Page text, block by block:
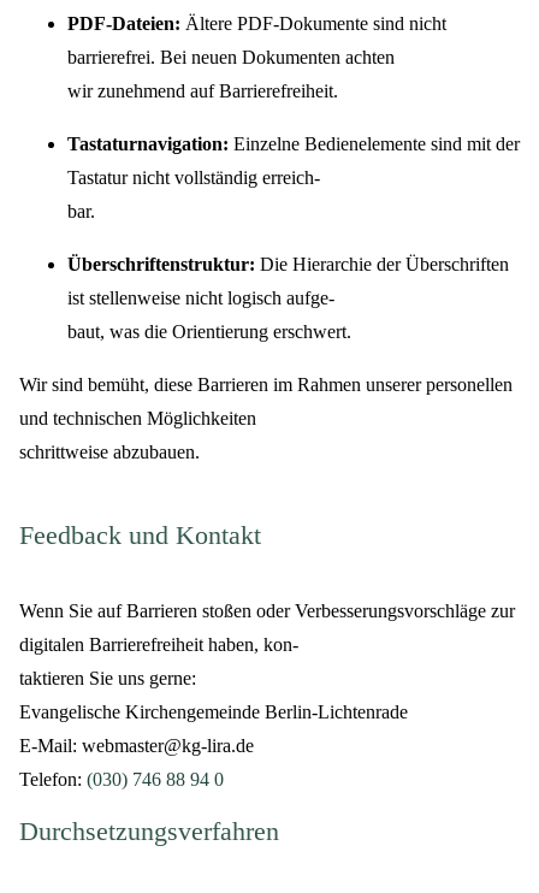
PDF-Dateien: Ältere PDF-Dokumente sind nicht
barrierefrei. Bei neuen Dokumenten achten
wir zunehmend auf Barrierefreiheit.
Tastaturnavigation: Einzelne Bedienelemente sind mit der
Tastatur nicht vollständig erreich-
bar.
Überschriftenstruktur: Die Hierarchie der Überschriften
ist stellenweise nicht logisch aufge-
baut, was die Orientierung erschwert.
Wir sind bemüht, diese Barrieren im Rahmen unserer personellen
und technischen Möglichkeiten
schrittweise abzubauen.
Feedback und Kontakt
Wenn Sie auf Barrieren stoßen oder Verbesserungsvorschläge zur
digitalen Barrierefreiheit haben, kon-
taktieren Sie uns gerne:
Evangelische Kirchengemeinde Berlin-Lichtenrade
E-Mail: webmaster@kg-lira.de
Telefon: (030) 746 88 94 0
Durchsetzungsverfahren